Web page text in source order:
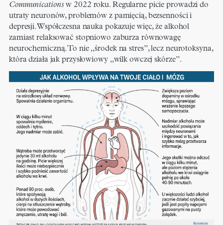
Communicationsw 2022 roku. Regularne picie prowadzi do
utraty neuronów, problemów z pamięcią, bezsenności i
depresji. Współczesna nauka pokazuje więc, że alkohol
zamiast relaksować stopniowo zaburza równowagę
neurochemiczną. To nie „środek na stres”, lecz neurotoksyna,
która działa jak przysłowiowy „wilk owczej skórze”.